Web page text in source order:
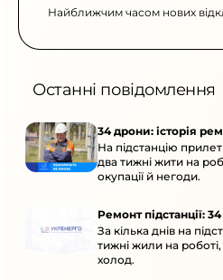
Найближчим часом нових
Останні повідомлення
34 дрони: історія
На підстанцію
два тижні жити на
окупації й негоди.
Ремонт підстанції:
За кілька днів на
тижні жили на
холод.